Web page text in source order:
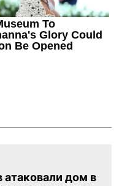
атаковали дом в